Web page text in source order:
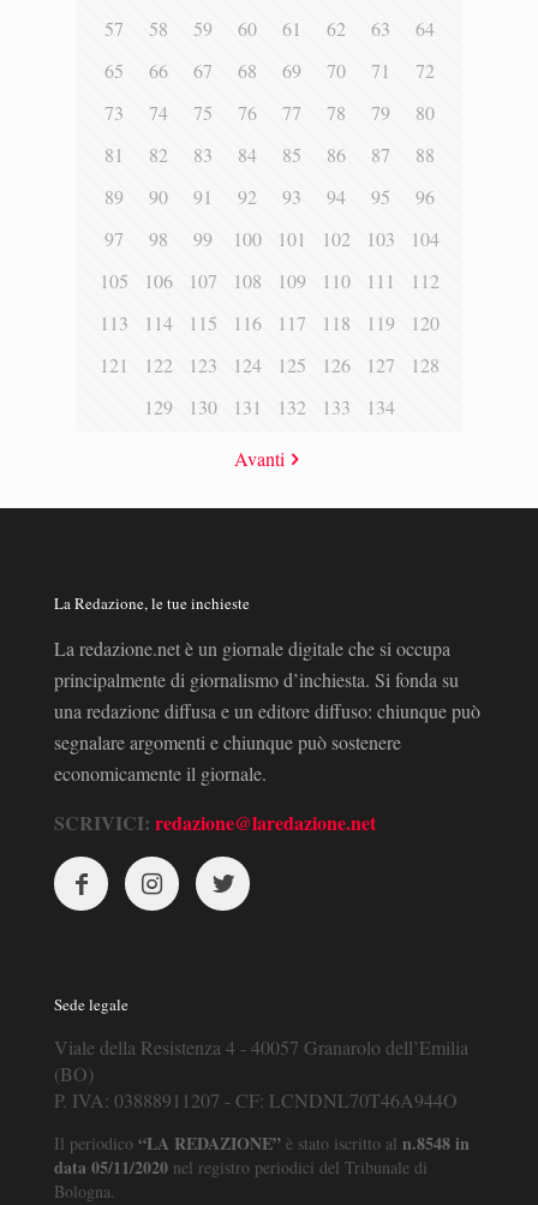
57
58 59 60 61 62 63
64
65
66 67 68 69 70 71
72
73
74 75 76 77 78 79
80
81
82 83 84 85 86 87
88
89
90 91 92 93 94 95
96
97
98 99 100 101 102 103
104
105
106 107 108 109 110 111
112
113
114 115 116 117 118 119
120
121
122 123 124 125 126 127
128
129
130 131 132 133 134
Avanti
La Redazione, le tue inchieste
La redazione.net è un giornale digitale che si occupa
principalmente di giornalismo d’inchiesta. Si fonda su
una redazione diffusa e un editore diffuso: chiunque può
segnalare argomenti e chiunque può sostenere
economicamente il giornale.
SCRIVICI: redazione@laredazione.net
Sede legale
Viale della Resistenza 4 - 40057 Granarolo dell’Emilia
(BO)
P. IVA: 03888911207 - CF: LCNDNL70T46A944O
Il periodico “LA REDAZIONE” è stato iscritto al n.8548 in
data 05/11/2020 nel registro periodici del Tribunale di
Bologna.